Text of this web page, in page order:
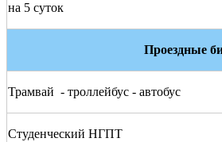
на 5 суток
Проездные
Трамвай - троллейбус - автобус
Студенческий НГПТ